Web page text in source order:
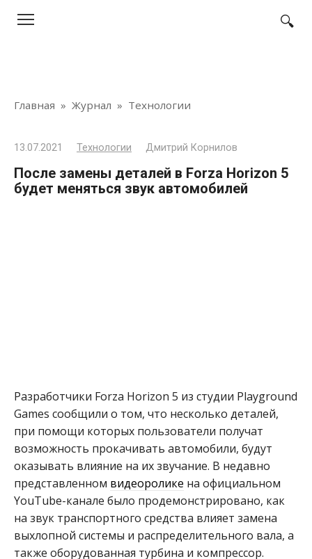
Главная » Журнал » Технологии
13.07.2021 Технологии Дмитрий Корнилов
После замены деталей в Forza Horizon 5
будет меняться звук автомобилей
Разработчики Forza Horizon 5 из студии Playground
Games сообщили о том, что несколько деталей,
при помощи которых пользователи получат
возможность прокачивать автомобили, будут
оказывать влияние на их звучание. В недавно
представленном видеоролике на официальном
YouTube-канале было продемонстрировано, как
на звук транспортного средства влияет замена
выхлопной системы и распределительного вала, а
также оборудованная турбина и компрессор.